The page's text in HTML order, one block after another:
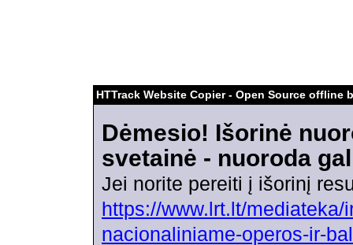
HTTrack Website Copier - Open Source offline
Dėmesio! Išorinė
svetainė - nuoroda
Jei norite pereiti į išorinį
https://www.lrt.lt/
nacionaliniame-operos-ir-